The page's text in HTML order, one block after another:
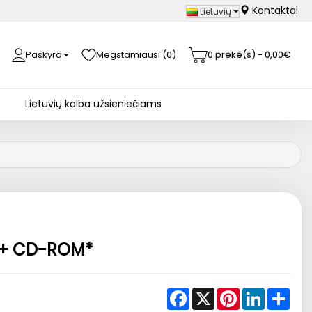
Lietuvių Kontaktai
Paskyra Mėgstamiausi (0) 0 prekė(s) - 0,00€
Lietuvių kalba užsieniečiams
CD-ROM*
Facebook
X PinterestLinkedIn